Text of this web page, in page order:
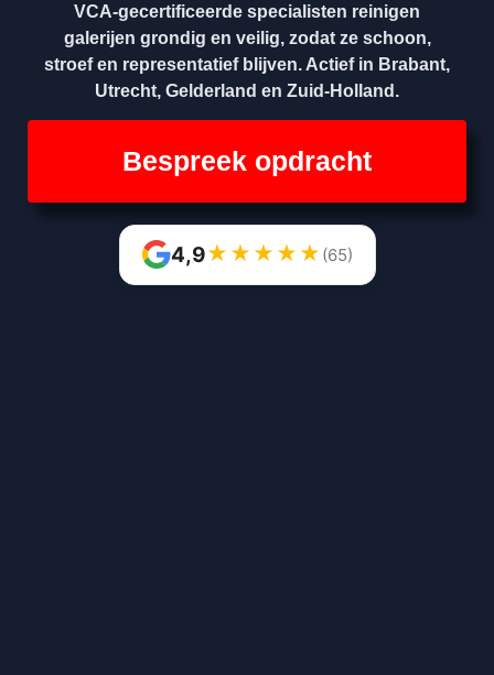
VCA-gecertificeerde specialisten reinigen
galerijen grondig en veilig, zodat ze schoon,
stroef en representatief blijven. Actief in Brabant,
Utrecht, Gelderland en Zuid-Holland.
Bespreek opdracht
4,9★ ★ ★ ★ ★ (65)